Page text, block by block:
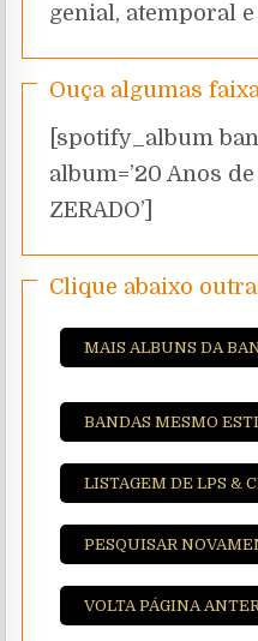
genial, atemporal
Ouça algumas
[spotify_album
album=’20 Anos
ZERADO’]
Clique abaixo
MAIS ALBUNS DA
BANDAS MESMO
LISTAGEM DE LPS &
PESQUISAR
VOLTA PÁGINA